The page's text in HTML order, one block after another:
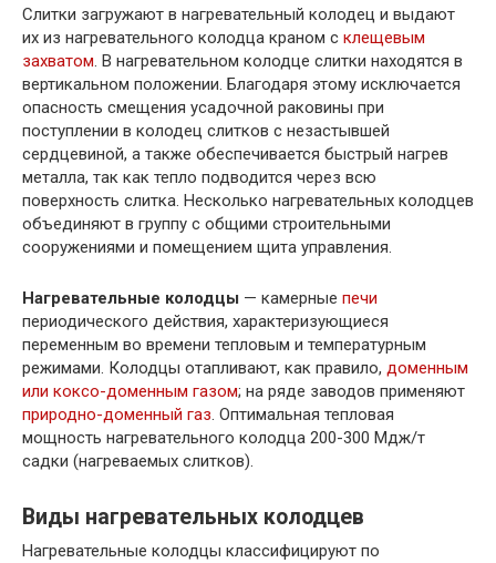
Слитки загружают в нагревательный колодец и выдают
их из нагревательного колодца краном с клещевым
захватом. В нагревательном колодце слитки находятся в
вертикальном положении. Благодаря этому исключается
опасность смещения усадочной раковины при
поступлении в колодец слитков с незастывшей
сердцевиной, а также обеспечивается быстрый нагрев
металла, так как тепло подводится через всю
поверхность слитка. Несколько нагревательных колодцев
объединяют в группу с общими строительными
сооружениями и помещением щита управления.
Нагревательные колодцы — камерные печи
периодического действия, характеризующиеся
переменным во времени тепловым и температурным
режимами. Колодцы отапливают, как правило, доменным
или коксо-доменным газом; на ряде заводов применяют
природно-доменный газ. Оптимальная тепловая
мощность нагревательного колодца 200-300 Мдж/т
садки (нагреваемых слитков).
Виды нагревательных колодцев
Нагревательные колодцы классифицируют по